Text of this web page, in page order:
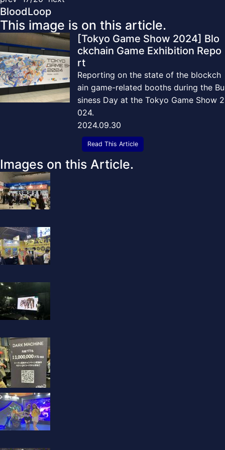
BloodLoop
This image is on this article.
[Tokyo Game Show 2024] Blo
ckchain Game Exhibition Repo
rt
Reporting on the state of the blockch
ain game-related booths during the Bu
siness Day at the Tokyo Game Show 2
024.
2024.09.30
Read This Article
Images on this Article.